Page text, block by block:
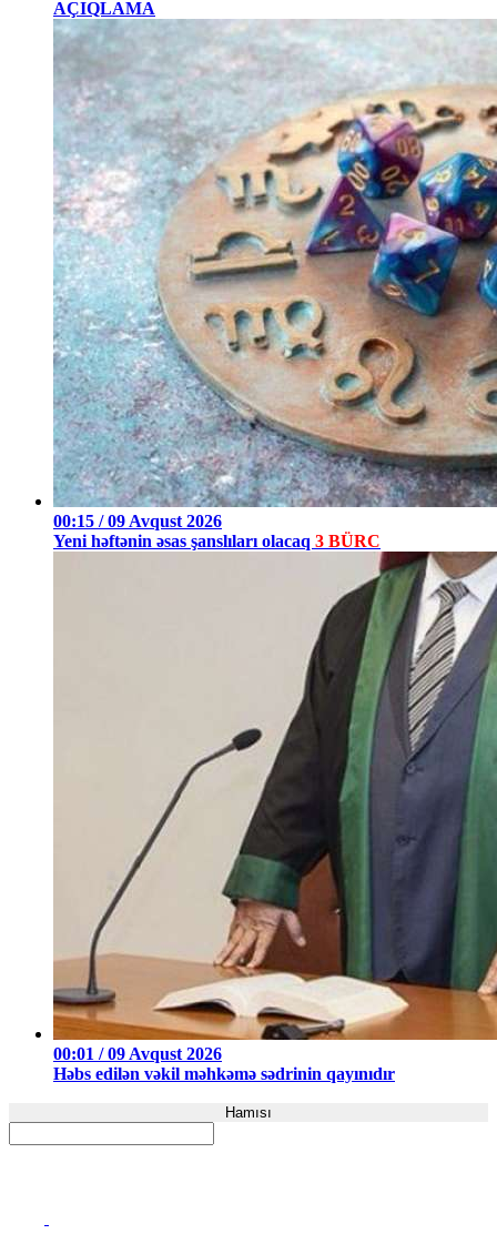
AÇIQLAMA
00:15 / 09 Avqust 2026
Yeni həftənin əsas şanslıları olacaq 3 BÜRC
00:01 / 09 Avqust 2026
Həbs edilən vəkil məhkəmə sədrinin qayınıdır
Hamısı